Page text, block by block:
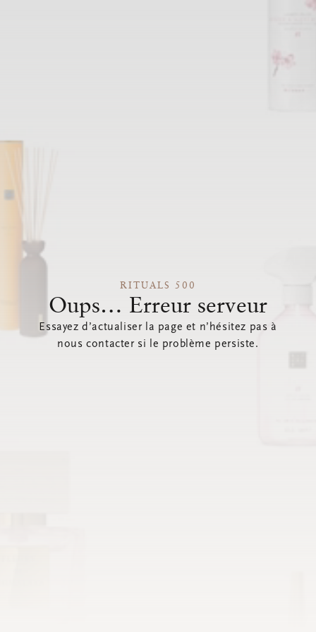
RITUALS 500
Oups… Erreur serveur
Essayez d’actualiser la page et n’hésitez pas à
nous contacter si le problème persiste.